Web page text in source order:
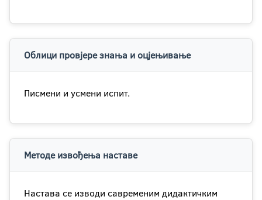
Облици провјере знања и оцјењивање
Писмени и усмени испит.
Методе извођења наставе
Настава се изводи савременим дидактичким